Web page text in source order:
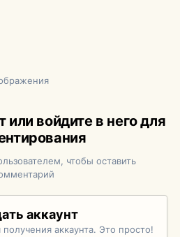
или войдите в него для
чтобы оставить
аккаунт
аккаунта. Это просто!